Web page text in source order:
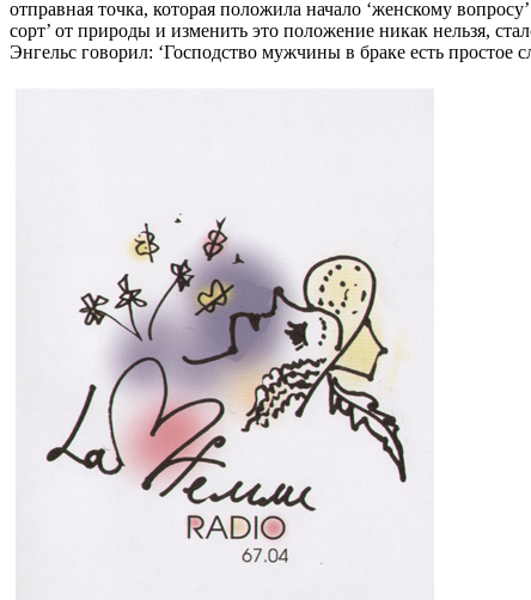
отправная точка, которая положила начало ‘женскому
сорт’ от природы и изменить это положение никак нельзя,
Энгельс говорил: ‘Господство мужчины в браке есть простое